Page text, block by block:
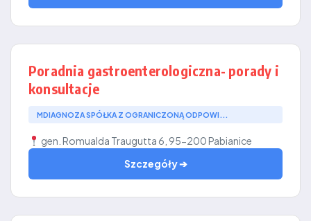
Poradnia gastroenterologiczna- porady i
konsultacje
MDIAGNOZA SPÓŁKA Z OGRANICZONĄ ODPOWI...
gen. Romualda Traugutta 6, 95-200 Pabianice
Szczegóły ➔